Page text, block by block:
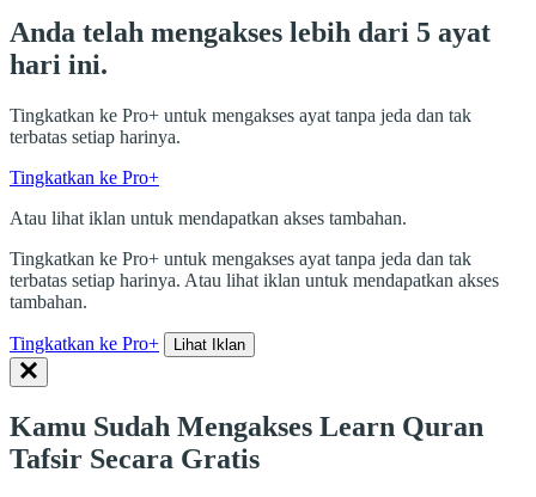
Anda telah mengakses lebih dari 5 ayat
hari ini.
Tingkatkan ke Pro+ untuk mengakses ayat tanpa jeda dan tak
terbatas setiap harinya.
Tingkatkan ke Pro+
Atau lihat iklan untuk mendapatkan akses tambahan.
Tingkatkan ke Pro+ untuk mengakses ayat tanpa jeda dan tak
terbatas setiap harinya. Atau lihat iklan untuk mendapatkan akses
tambahan.
Tingkatkan ke Pro+ Lihat Iklan
Kamu Sudah Mengakses Learn Quran
Tafsir Secara Gratis